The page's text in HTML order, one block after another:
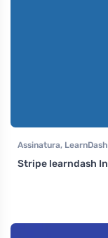
Assinatura, LearnDash
Stripe learndash